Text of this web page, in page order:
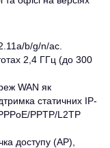
b/g/n/ac.
2,4 ГГц (до 300
WAN як
статичних IP-
PPTP/L2TP
доступу (АР),